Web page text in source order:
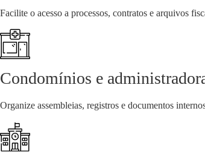
Facilite o acesso a processos, contratos e arquivos
Condomínios e
Organize assembleias, registros e documentos